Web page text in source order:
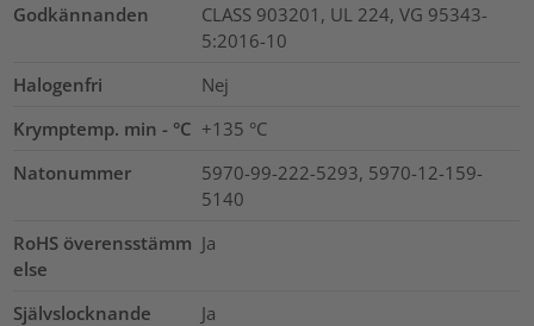
Godkännanden
CLASS 903201, UL 224, VG 95343-
5:2016-10
Halogenfri
Nej
Krymptemp. min - °C +135 °C
Natonummer
5970-99-222-5293, 5970-12-159-
5140
RoHS överensstämm
else
Ja
Självslocknande
Ja